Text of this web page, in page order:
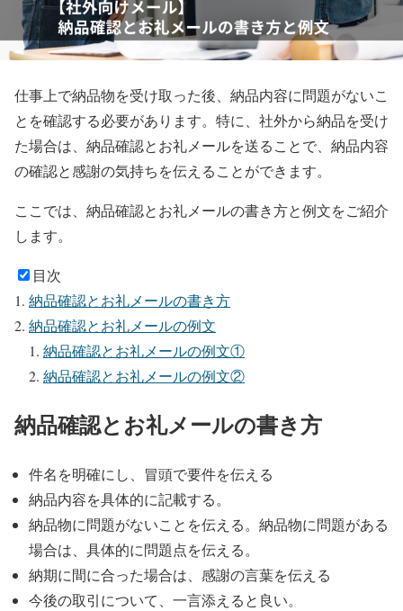
仕事上で納品物を受け取った後、納品内容に問題がないこ
とを確認する必要があります。特に、社外から納品を受け
た場合は、納品確認とお礼メールを送ることで、納品内容
の確認と感謝の気持ちを伝えることができます。
ここでは、納品確認とお礼メールの書き方と例文をご紹介
します。
目次
納品確認とお礼メールの書き方
納品確認とお礼メールの例文
納品確認とお礼メールの例文①
納品確認とお礼メールの例文②
納品確認とお礼メールの書き方
件名を明確にし、冒頭で要件を伝える
納品内容を具体的に記載する。
納品物に問題がないことを伝える。納品物に問題がある
場合は、具体的に問題点を伝える。
納期に間に合った場合は、感謝の言葉を伝える
今後の取引について、一言添えると良い。